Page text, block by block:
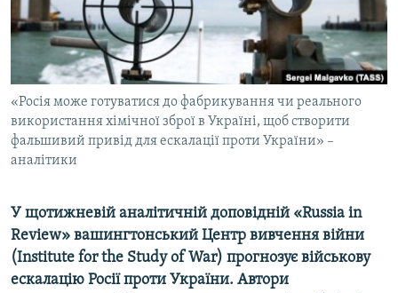
ВІДЕОУРОКИ «ELIFBE»
СВІДЧЕННЯ ОКУПАЦІЇ
УКРАЇНСЬКА ПРОБЛЕМА КРИМУ
ІНФОГРАФІКА
Русский
Qırımtatar
ДОЛУЧАЙСЯ!
«Росія може готуватися до фабрикування чи реального
використання хімічної зброї в Україні, щоб створити
фальшивий привід для ескалації проти України» –
аналітики
У щотижневій аналітичній доповідній «Russia in
Review» вашингтонський Центр вивчення війни
(Institute for the Study of War) прогнозує військову
ескалацію Росії проти України. Автори